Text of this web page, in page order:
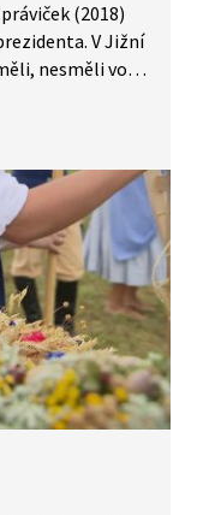
(2018)
V Jižní
nesměli volit
změnit.
čtvrt století